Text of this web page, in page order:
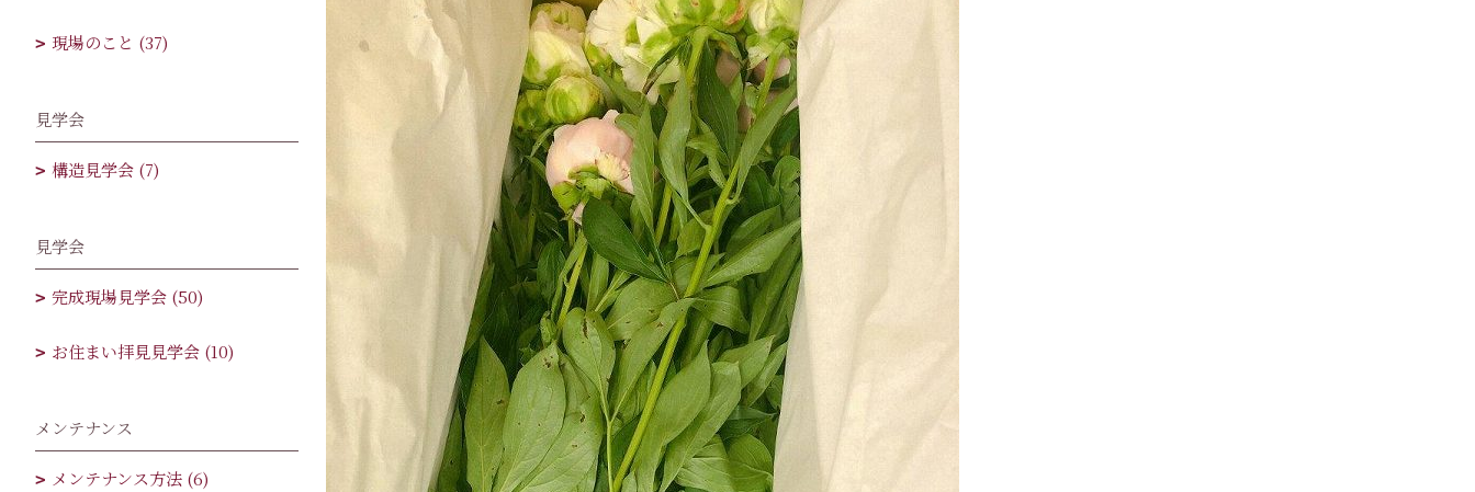
現場のこと (37)
見学会
構造見学会 (7)
見学会
完成現場見学会 (50)
お住まい拝見見学会 (10)
メンテナンス
メンテナンス方法 (6)